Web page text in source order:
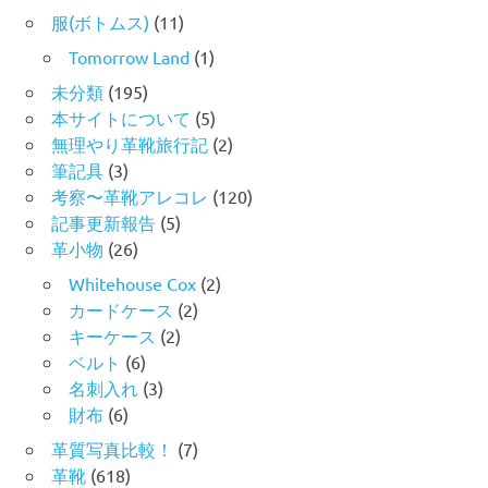
服(ボトムス) (11)
Tomorrow Land (1)
未分類 (195)
本サイトについて (5)
無理やり革靴旅行記 (2)
筆記具 (3)
考察〜革靴アレコレ (120)
記事更新報告 (5)
革小物 (26)
Whitehouse Cox (2)
カードケース (2)
キーケース (2)
ベルト (6)
名刺入れ (3)
財布 (6)
革質写真比較！ (7)
革靴 (618)